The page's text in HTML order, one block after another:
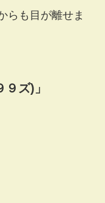
らも目が離せま
ズ)」